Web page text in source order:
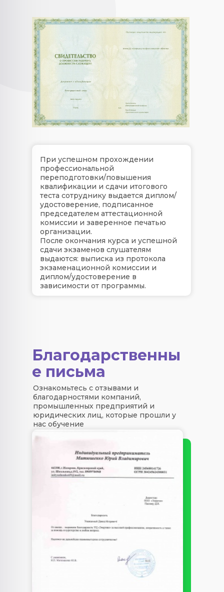
При успешном прохождении
профессиональной
переподготовки/повышения
квалификации и сдачи итогового
теста сотруднику выдается диплом/
удостоверение, подписанное
председателем аттестационной
комиссии и заверенное печатью
организации.
После окончания курса и успешной
сдачи экзаменов слушателям
выдаются: выписка из протокола
экзаменационной комиссии и
диплом/удостоверение в
зависимости от программы.
Благодарственны
е письма
Ознакомьтесь с отзывами и
благодарностями компаний,
промышленных предприятий и
юридических лиц, которые прошли у
нас обучение